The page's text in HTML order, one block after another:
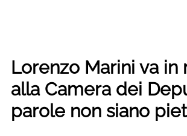
Lorenzo Marini va in
alla Camera dei
parole non siano